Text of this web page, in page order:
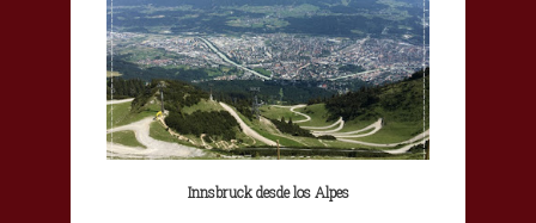
Innsbruck desde los Alpes